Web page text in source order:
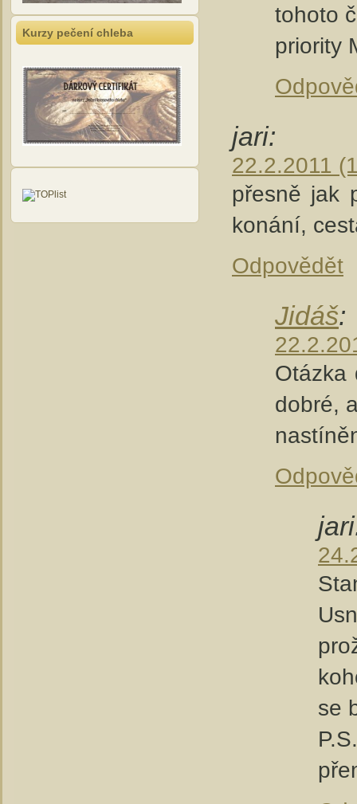
Kurzy pečení chleba
tohoto
priority
jari:
22.2.2011
přesně jak
konání,
Odpovědět
Jidáš:
Otázka
dobré,
se